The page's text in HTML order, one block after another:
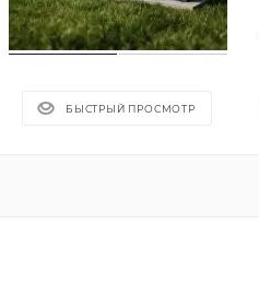
БЫСТРЫЙ ПРОСМОТР